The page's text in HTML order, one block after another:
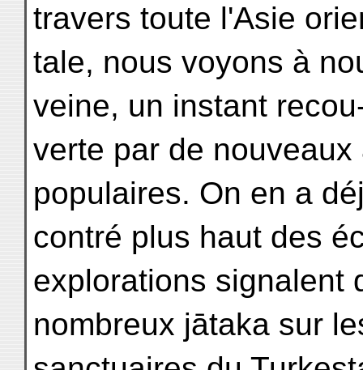
travers toute l'Asie
tale, nous voyons à
veine, un instant
verte par de
populaires. On en a
contré plus haut des
explorations signalent
nombreux jātaka sur